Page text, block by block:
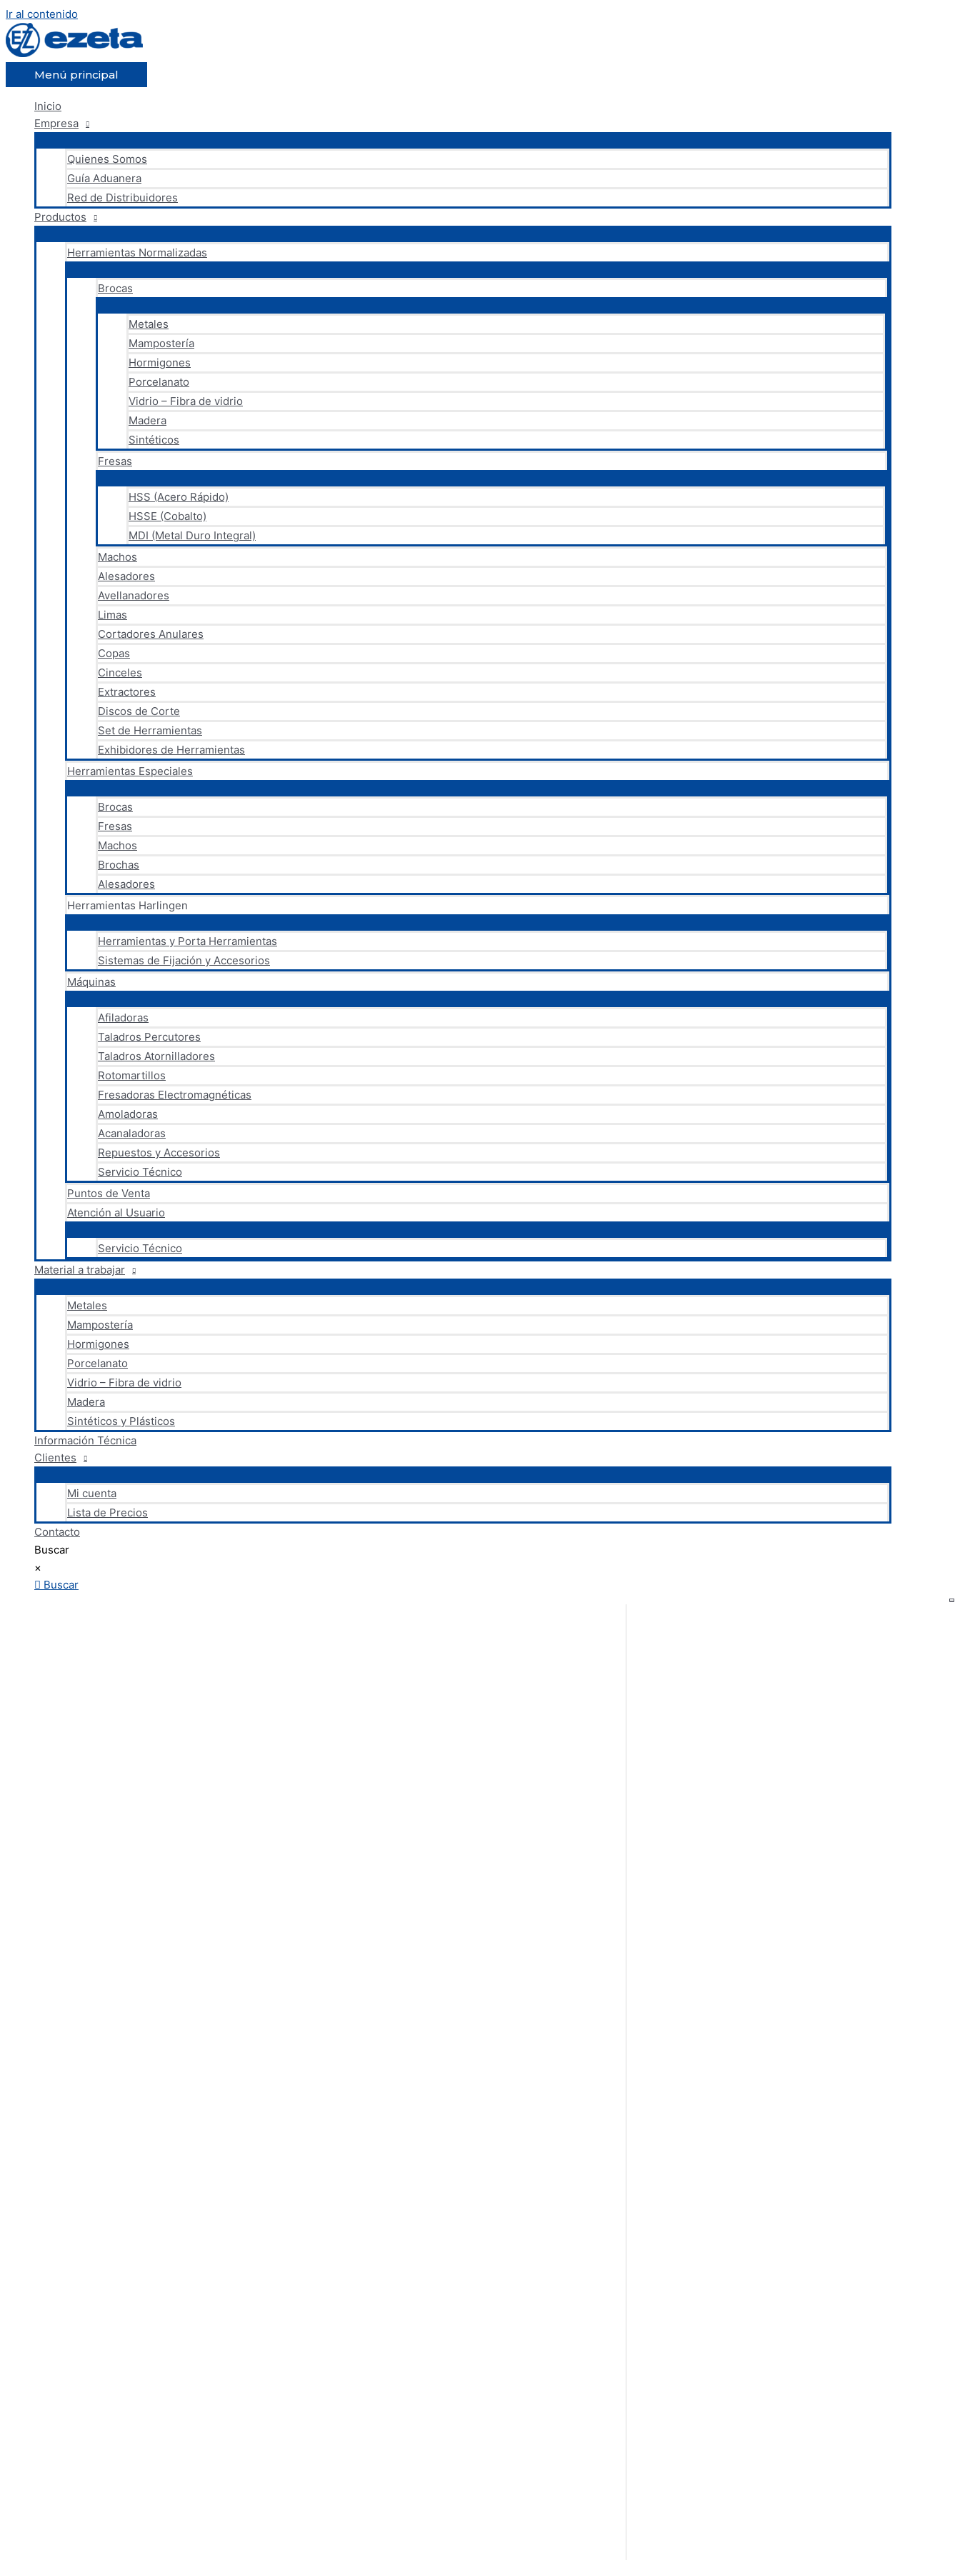
Ir al contenido
Menú principal
Inicio
Empresa
Quienes Somos
Guía Aduanera
Red de Distribuidores
Productos
Herramientas Normalizadas
Brocas
Metales
Mampostería
Hormigones
Porcelanato
Vidrio – Fibra de vidrio
Madera
Sintéticos
Fresas
HSS (Acero Rápido)
HSSE (Cobalto)
MDI (Metal Duro Integral)
Machos
Alesadores
Avellanadores
Limas
Cortadores Anulares
Copas
Cinceles
Extractores
Discos de Corte
Set de Herramientas
Exhibidores de Herramientas
Herramientas Especiales
Brocas
Fresas
Machos
Brochas
Alesadores
Herramientas Harlingen
Herramientas y Porta Herramientas
Sistemas de Fijación y Accesorios
Máquinas
Afiladoras
Taladros Percutores
Taladros Atornilladores
Rotomartillos
Fresadoras Electromagnéticas
Amoladoras
Acanaladoras
Repuestos y Accesorios
Servicio Técnico
Puntos de Venta
Atención al Usuario
Servicio Técnico
Material a trabajar
Metales
Mampostería
Hormigones
Porcelanato
Vidrio – Fibra de vidrio
Madera
Sintéticos y Plásticos
Información Técnica
Clientes
Mi cuenta
Lista de Precios
Contacto
Buscar
×
Buscar